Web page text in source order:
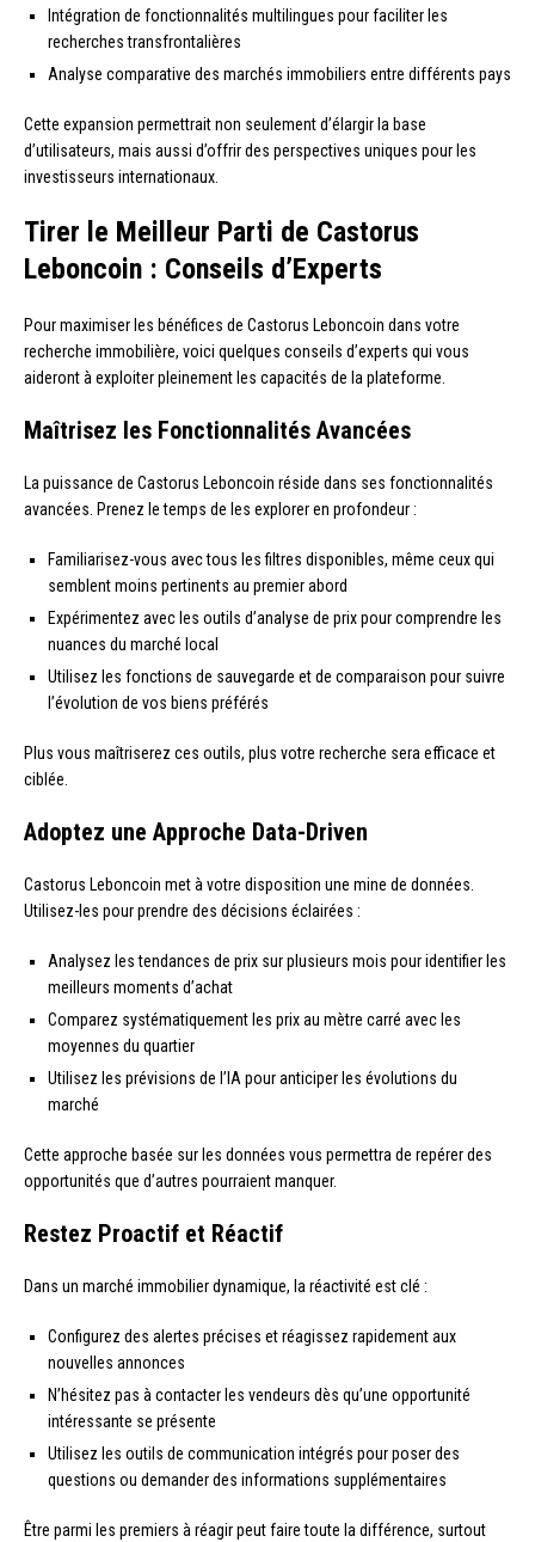
Intégration de fonctionnalités multilingues pour faciliter les
recherches transfrontalières
Analyse comparative des marchés immobiliers entre différents pays
Cette expansion permettrait non seulement d’élargir la base
d’utilisateurs, mais aussi d’offrir des perspectives uniques pour les
investisseurs internationaux.
Tirer le Meilleur Parti de Castorus
Leboncoin : Conseils d’Experts
Pour maximiser les bénéfices de Castorus Leboncoin dans votre
recherche immobilière, voici quelques conseils d’experts qui vous
aideront à exploiter pleinement les capacités de la plateforme.
Maîtrisez les Fonctionnalités Avancées
La puissance de Castorus Leboncoin réside dans ses fonctionnalités
avancées. Prenez le temps de les explorer en profondeur :
Familiarisez-vous avec tous les filtres disponibles, même ceux qui
semblent moins pertinents au premier abord
Expérimentez avec les outils d’analyse de prix pour comprendre les
nuances du marché local
Utilisez les fonctions de sauvegarde et de comparaison pour suivre
l’évolution de vos biens préférés
Plus vous maîtriserez ces outils, plus votre recherche sera efficace et
ciblée.
Adoptez une Approche Data-Driven
Castorus Leboncoin met à votre disposition une mine de données.
Utilisez-les pour prendre des décisions éclairées :
Analysez les tendances de prix sur plusieurs mois pour identifier les
meilleurs moments d’achat
Comparez systématiquement les prix au mètre carré avec les
moyennes du quartier
Utilisez les prévisions de l’IA pour anticiper les évolutions du
marché
Cette approche basée sur les données vous permettra de repérer des
opportunités que d’autres pourraient manquer.
Restez Proactif et Réactif
Dans un marché immobilier dynamique, la réactivité est clé :
Configurez des alertes précises et réagissez rapidement aux
nouvelles annonces
N’hésitez pas à contacter les vendeurs dès qu’une opportunité
intéressante se présente
Utilisez les outils de communication intégrés pour poser des
questions ou demander des informations supplémentaires
Être parmi les premiers à réagir peut faire toute la différence, surtout